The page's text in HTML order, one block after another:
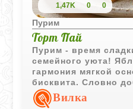
1,47K 0 0
Пурим
Торт Пай
Пурим - время
семейного уюта!
гармония мягкой
бисквита. Словно
каждом кусочке.
праздничные
Вилка